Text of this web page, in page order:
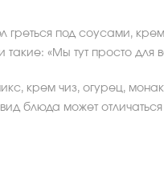
греться под соусами,
«Мы тут просто для
крем чиз, огурец,
блюда может